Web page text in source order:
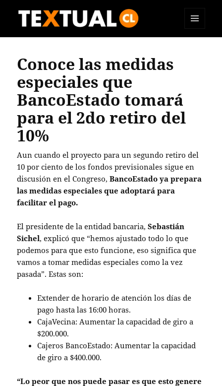
Conoce las medidas
especiales que
BancoEstado tomará
para el 2do retiro del
10%
Aun cuando el proyecto para un segundo retiro del
10 por ciento de los fondos previsionales sigue en
discusión en el Congreso, BancoEstado ya prepara
las medidas especiales que adoptará para
facilitar el pago.
El presidente de la entidad bancaria,Sebastián
Sichel, explicó que “hemos ajustado todo lo que
podemos para que esto funcione, eso significa que
vamos a tomar medidas especiales como la vez
pasada”. Estas son:
Extender de horario de atención los días de
pago hasta las 16:00 horas.
CajaVecina: Aumentar la capacidad de giro a
$200.000.
Cajeros BancoEstado: Aumentar la capacidad
de giro a $400.000.
“Lo peor que nos puede pasar es que esto genere